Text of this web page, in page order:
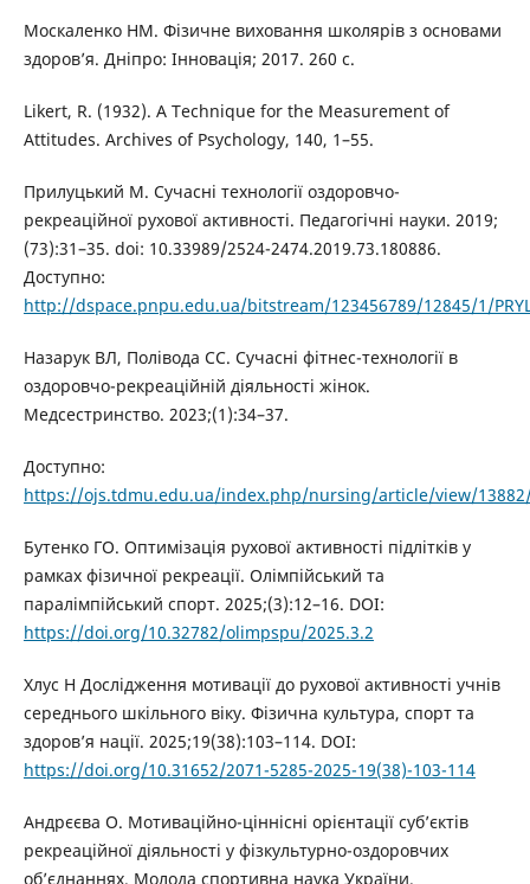
Москаленко НМ. Фізичне виховання школярів з основами
здоров’я. Дніпро: Інновація; 2017. 260 с.
Likert, R. (1932). A Technique for the Measurement of
Attitudes. Archives of Psychology, 140, 1–55.
Прилуцький М. Сучасні технології оздоровчо-
рекреаційної рухової активності. Педагогічні науки. 2019;
(73):31–35. doi: 10.33989/2524-2474.2019.73.180886.
Доступно:
http://dspace.pnpu.edu.ua/bitstream/123456789/12845/1/
Назарук ВЛ, Полівода СС. Сучасні фітнес-технології в
оздоровчо-рекреаційній діяльності жінок.
Медсестринство. 2023;(1):34–37.
Доступно:
https://ojs.tdmu.edu.ua/index.php/nursing/article/view/
Бутенко ГО. Оптимізація рухової активності підлітків у
рамках фізичної рекреації. Олімпійський та
паралімпійський спорт. 2025;(3):12–16. DOI:
https://doi.org/10.32782/olimpspu/2025.3.2
Хлус Н Дослідження мотивації до рухової активності учнів
середнього шкільного віку. Фізична культура, спорт та
здоров’я нації. 2025;19(38):103–114. DOI:
https://doi.org/10.31652/2071-5285-2025-19(38)-103-114
Андрєєва О. Мотиваційно-ціннісні орієнтації суб’єктів
рекреаційної діяльності у фізкультурно-оздоровчих
об’єднаннях. Молода спортивна наука України.